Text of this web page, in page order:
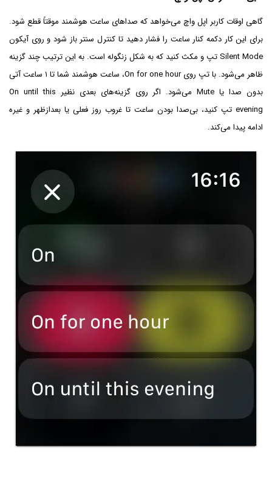
گاهی اوقات کاربر اپل واچ می‌خواهد که صداهای ساعت هوشمند موقتاً قطع شود.
برای این کار دکمه کنار ساعت را فشار دهید تا کنترل سنتر باز شود و روی آیکون
Silent Mode تپ و مکث کنید که به شکل زنگوله است. به این ترتیب چند گزینه
ظاهر می‌شود. با تپ روی On for one hour، ساعت هوشمند شما تا ۱ ساعت آتی
بدون صدا یا Mute می‌شود. اگر روی گزینه‌های بعدی نظیر On until this
evening تپ کنید، بی‌صدا بودن ساعت تا غروب روز فعلی یا بعدازظهر و غیره
ادامه پیدا می‌کند.